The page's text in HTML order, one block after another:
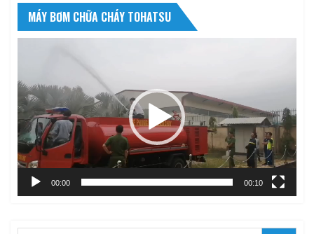
MÁY BƠM CHỮA CHÁY TOHATSU
Video
00:00 00:10